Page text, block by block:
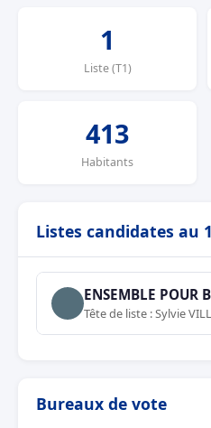
1
Liste (T1)
413
Habitants
Listes candidates au 1
ENSEMBLE POUR
Tête de liste : Sylvie
Bureaux de vote